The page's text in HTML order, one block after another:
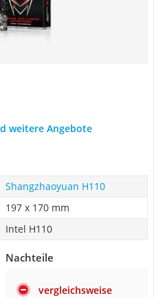
weitere Angebote
Shangzhaoyuan H110
197 x 170 mm
Intel H110
Nachteile
vergleichsweise